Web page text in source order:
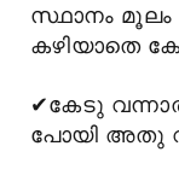
സ്ഥാനം
കഴിയാതെ
✔കേടു
പോയി അതു